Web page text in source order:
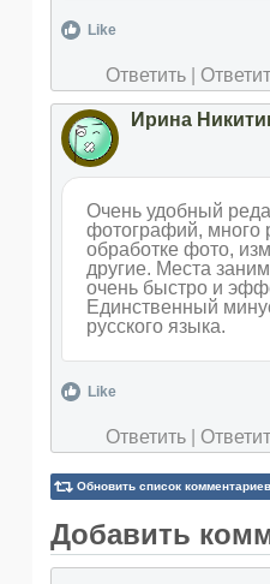
Like
Ответить
Ирина
Очень удобный
фотографий, много
обработке фото,
другие. Места
очень быстро и
Единственный
русского языка.
Like
Ответить
Обновить список комментариев
Добавить